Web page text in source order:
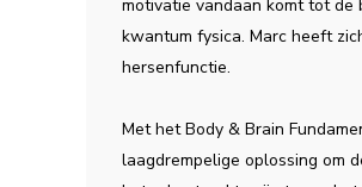
motivatie vandaan komt tot
kwantum fysica. Marc heeft
hersenfunctie.
Met het Body & Brain
laagdrempelige oplossing om